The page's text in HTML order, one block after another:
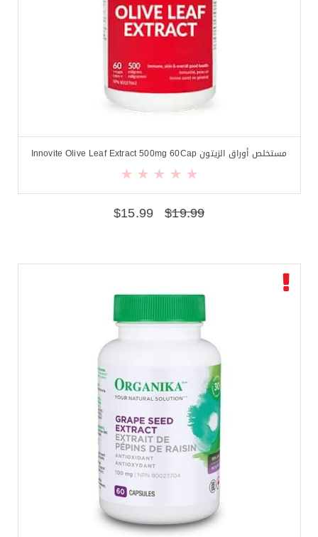
مستخلص أوراق الزيتون Innovite Olive Leaf Extract 500mg 60Cap
$19.99
$15.99